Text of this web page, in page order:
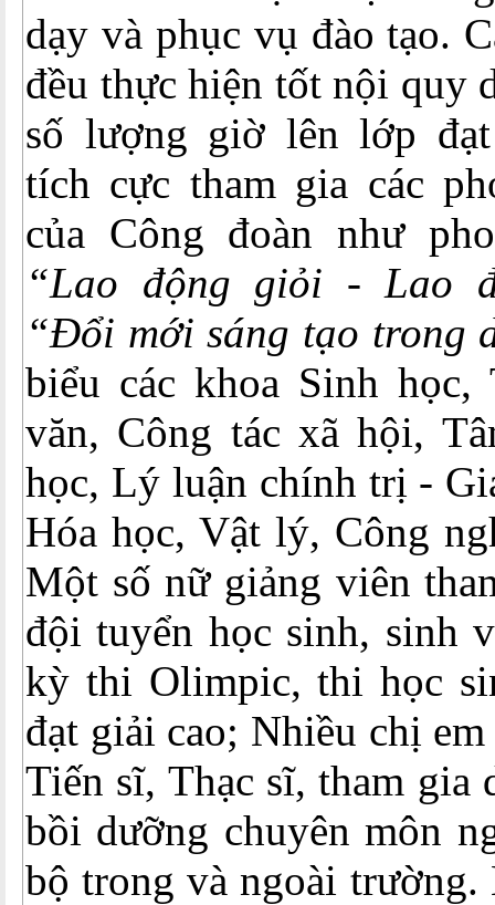
dạy và phục vụ đào tạo.
đều thực hiện tốt nội quy
số lượng giờ lên lớp
tích cực tham gia các
của Công đoàn như
“Lao động giỏi - Lao
“Đổi mới sáng tạo trong
biểu các khoa Sinh
văn, Công tác xã hội,
học, Lý luận chính trị -
Hóa học, Vật lý, Công
Một số nữ giảng viên
đội tuyển học sinh, sinh
kỳ thi Olimpic, thi học
đạt giải cao; Nhiều chị
Tiến sĩ, Thạc sĩ, tham gia
bồi dưỡng chuyên môn
bộ trong và ngoài